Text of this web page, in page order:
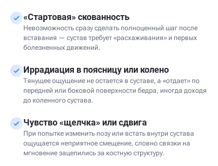
«Стартовая» скованность
Невозможность сразу сделать полноценный шаг после
вставания — сустав требует «расхаживания» и первых
болезненных движений.
Иррадиация в поясницу или колено
Тянущее ощущение не остается в суставе, а «отдает» по
передней или боковой поверхности бедра, иногда доходя
до коленного сустава.
Чувство «щелчка» или сдвига
При попытке изменить позу или встать внутри сустава
ощущается неприятное смещение, словно связки на
мгновение зацепились за костную структуру.